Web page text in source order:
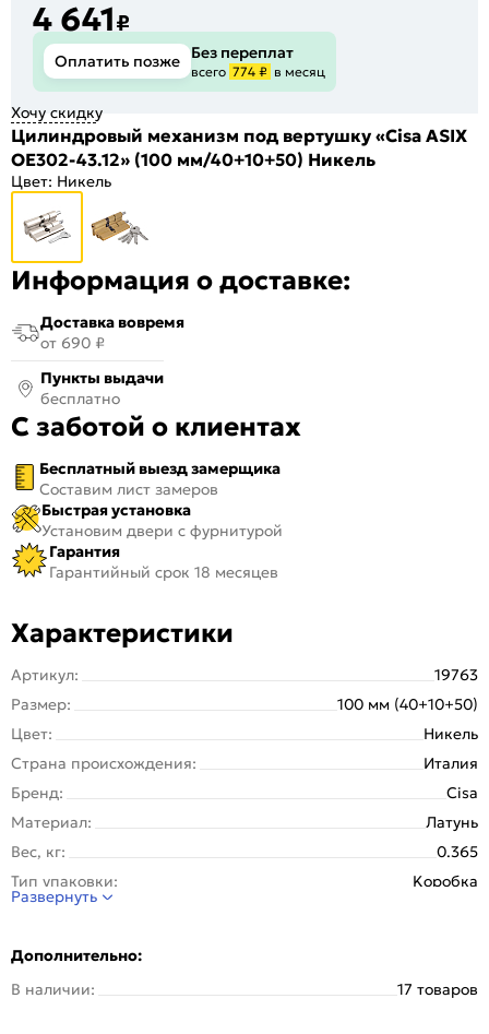
4 641₽
Оплатить позже Без переплат
всего 774 ₽ в месяц
Хочу скидку
Цилиндровый механизм под вертушку «Cisa ASIX
OE302-43.12» (100 мм/40+10+50) Никель
Цвет: Никель
Информация о доставке:
Доставка вовремя
от 690 ₽
Пункты выдачи
бесплатно
С заботой о клиентах
Бесплатный выезд замерщика
Составим лист замеров
Быстрая установка
Установим двери с фурнитурой
Гарантия
Гарантийный срок 18 месяцев
Характеристики
Артикул:
19763
Размер:
100 мм (40+10+50)
Цвет:
Никель
Страна происхождения:
Италия
Бренд:
Cisa
Материал:
Латунь
Вес, кг:
0.365
Тип упаковки:
Kоробка
Класс безопасности:
Количество ключей, шт:
5
Развернуть
Дополнительно:
В наличии:
17 товаров